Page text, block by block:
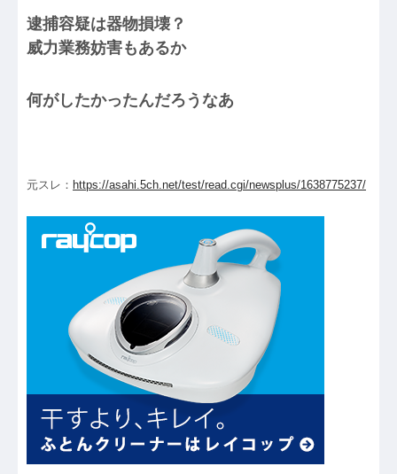
逮捕容疑は器物損壊？
威力業務妨害もあるか
何がしたかったんだろうなあ
元スレ： https://asahi.5ch.net/test/read.cgi/newsplus/1638775237/